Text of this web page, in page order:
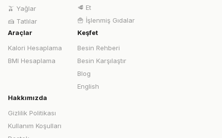
🫒 Yağlar
🍰 Tatlılar
🥩 Et
🍟 İşlenmiş Gıdalar
Araçlar
Kalori Hesaplama
BMI Hesaplama
Keşfet
Besin Rehberi
Besin Karşılaştır
Blog
English
Hakkımızda
Gizlilik Politikası
Kullanım Koşulları